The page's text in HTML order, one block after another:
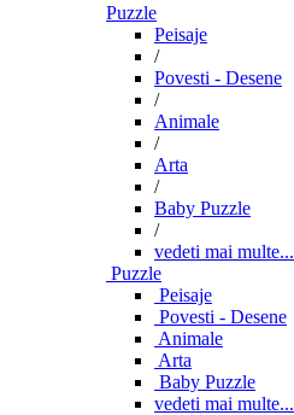
Puzzle
Peisaje
/
Povesti - Desene
/
Animale
/
Arta
/
Baby Puzzle
/
vedeti mai multe...
Puzzle
Peisaje
Povesti - Desene
Animale
Arta
Baby Puzzle
vedeti mai multe...